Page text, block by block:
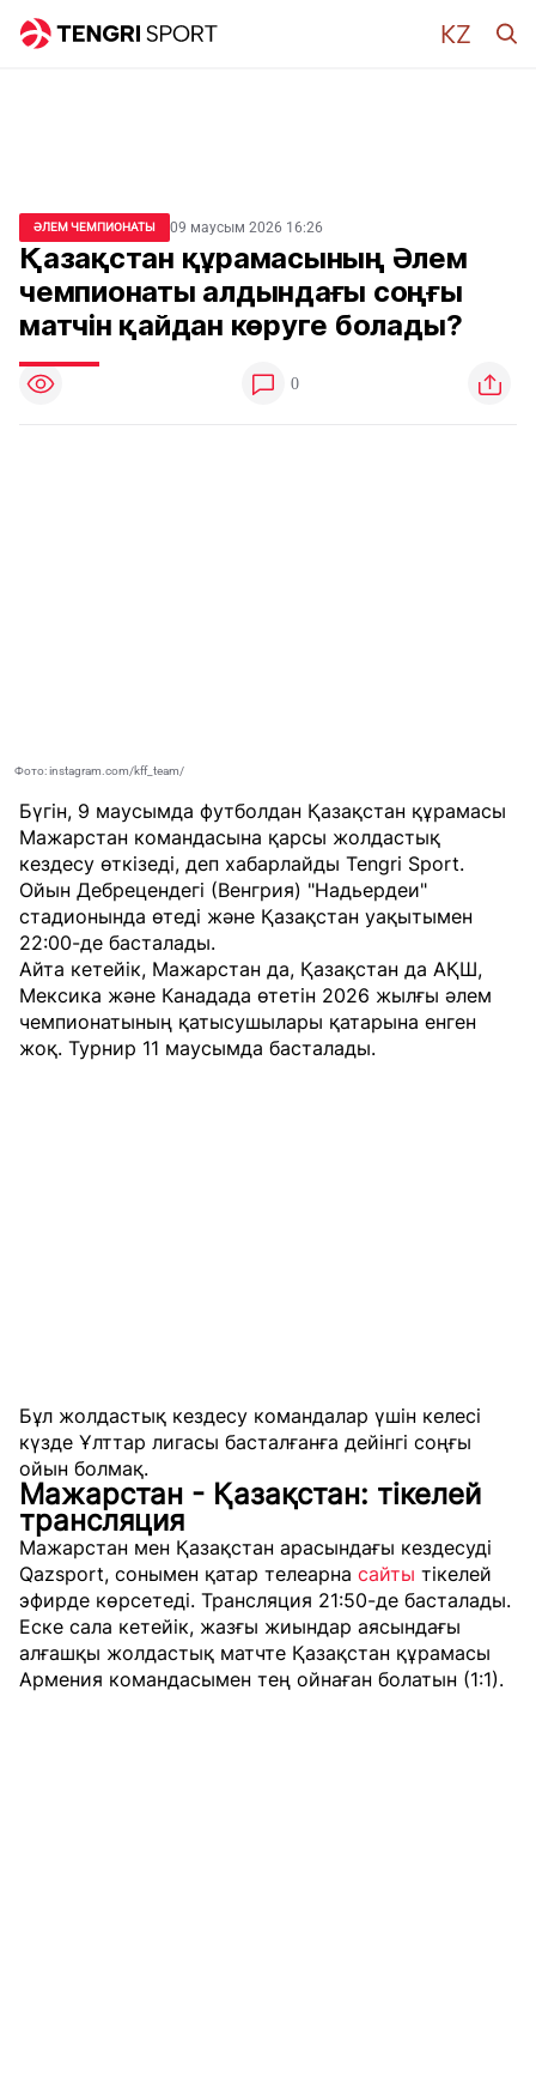
ӘЛЕМ ЧЕМПИОНАТЫ 09 маусым 2026 16:26
Қазақстан құрамасының Әлем
чемпионаты алдындағы соңғы
матчін қайдан көруге болады?
0
Фото: instagram.com/kff_team/
Бүгін, 9 маусымда футболдан Қазақстан құрамасы
Мажарстан командасына қарсы жолдастық
кездесу өткізеді, деп хабарлайды Tengri Sport.
Ойын Дебрецендегі (Венгрия) "Надьердеи"
стадионында өтеді және Қазақстан уақытымен
22:00-де басталады.
Айта кетейік, Мажарстан да, Қазақстан да АҚШ,
Мексика және Канадада өтетін 2026 жылғы әлем
чемпионатының қатысушылары қатарына енген
жоқ. Турнир 11 маусымда басталады.
Бұл жолдастық кездесу командалар үшін келесі
күзде Ұлттар лигасы басталғанға дейінгі соңғы
ойын болмақ.
Мажарстан - Қазақстан: тікелей
трансляция
Мажарстан мен Қазақстан арасындағы кездесуді
Qazsport, сонымен қатар телеарна сайты тікелей
эфирде көрсетеді. Трансляция 21:50-де басталады.
Еске сала кетейік, жазғы жиындар аясындағы
алғашқы жолдастық матчте Қазақстан құрамасы
Армения командасымен тең ойнаған болатын (1:1).